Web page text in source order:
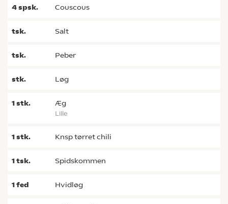
4spsk. couscous
tsk. salt
tsk. peber
stk. løg
1stk. æg
lille
1stk. knsp tørret chili
1tsk. spidskommen
1fed hvidløg